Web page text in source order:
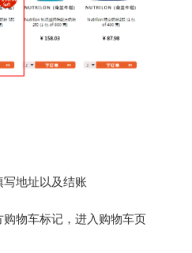
地址以及结账
物车标记，进入购物车页